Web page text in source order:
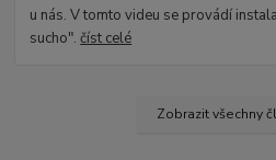
u nás. V tomto videu se provádí
sucho".číst celé
Zobrazit všechny